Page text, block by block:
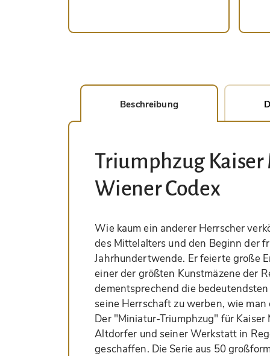
Beschreibung
Triumphzug
Wiener Codex
Wie kaum ein anderer Herrscher
des Mittelalters und den Beginn der
Jahrhundertwende. Er feierte große
einer der größten Kunstmäzene der
dementsprechend die
seine Herrschaft zu werben, wie
Der "Miniatur-Triumphzug" für
Altdorfer und seiner Werkstatt in
geschaffen. Die Serie aus 50